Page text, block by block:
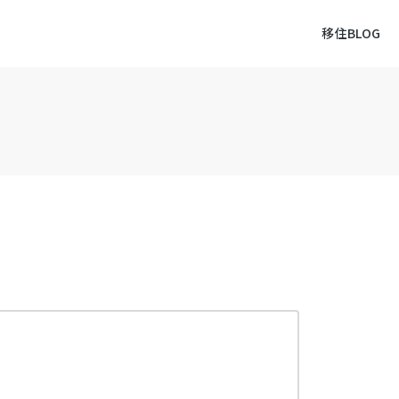
移住BLOG